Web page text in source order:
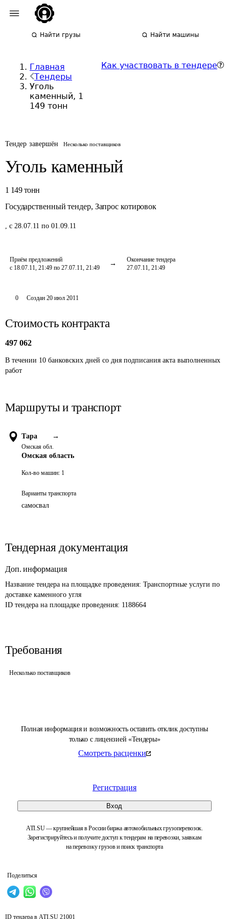
Найти грузы Найти машины
Главная
Тендеры
Уголь
каменный, 1
149 тонн
Как участвовать в тендере
Тендер завершён Несколько поставщиков
Уголь каменный
1 149 тонн
Государственный тендер, Запрос котировок
, с 28.07.11 по 01.09.11
Приём предложений
с 18.07.11, 21:49 по 27.07.11, 21:49
Окончание тендера
27.07.11, 21:49
Полная информация и возможность оставить отклик доступны
только с лицензией «Тендеры»
Смотреть расценки
Регистрация
Вход
ATI.SU — крупнейшая в России биржа автомобильных грузоперевозок.
Зарегистрируйтесь и получите доступ к тендерам на перевозки, заявкам
на перевозку грузов и поиск транспорта
Поделиться
0 Создан 20 июл 2011
Стоимость контракта
497 062
В течении 10 банковских дней со дня подписания акта выполненных
работ
Маршруты и транспорт
Тара →
Омская обл.
Омская область
Кол-во машин: 1
Варианты транспорта
самосвал
Тендерная документация
Доп. информация
Название тендера на площадке проведения: Транспортные услуги по
доставке каменного угля
ID тендера на площадке проведения: 1188664
Требования
Несколько поставщиков
ID тендера в ATI.SU 21001